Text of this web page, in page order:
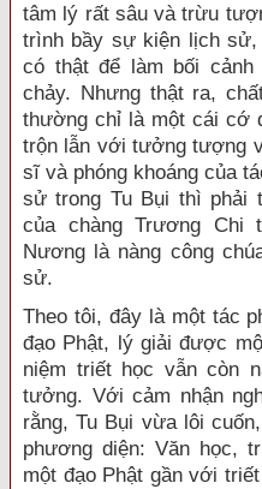
tâm lý rất sâu và trừu
trình bầy sự kiện lịch
có thật để làm bối
chảy. Nhưng thật ra,
thường chỉ là một cái cớ
trộn lẫn với tưởng tượng
sĩ và phóng khoáng của
sử trong Tu Bụi thì phải
của chàng Trương Chi
Nương là nàng công
sử.
Theo tôi, đây là một tác
đạo Phật, lý giải được
niệm triết học vẫn còn
tưởng. Với cảm nhận
rằng, Tu Bụi vừa lôi
phương diện: Văn học,
một đạo Phật gần với